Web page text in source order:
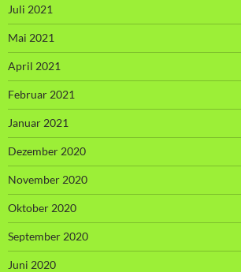
Juli 2021
Mai 2021
April 2021
Februar 2021
Januar 2021
Dezember 2020
November 2020
Oktober 2020
September 2020
Juni 2020